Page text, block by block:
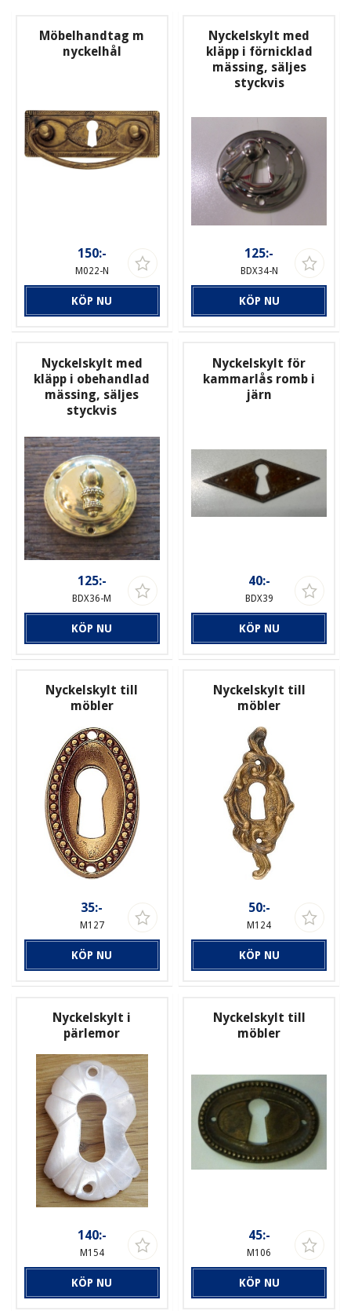
Möbelhandtag m
nyckelhål
150:-
M022-N
KÖP NU
Nyckelskylt med
kläpp i förnicklad
mässing, säljes
styckvis
125:-
BDX34-N
KÖP NU
Nyckelskylt med
kläpp i obehandlad
mässing, säljes
styckvis
125:-
BDX36-M
KÖP NU
Nyckelskylt för
kammarlås romb i
järn
40:-
BDX39
KÖP NU
Nyckelskylt till
möbler
35:-
M127
KÖP NU
Nyckelskylt till
möbler
50:-
M124
KÖP NU
Nyckelskylt i
pärlemor
140:-
M154
KÖP NU
Nyckelskylt till
möbler
45:-
M106
KÖP NU